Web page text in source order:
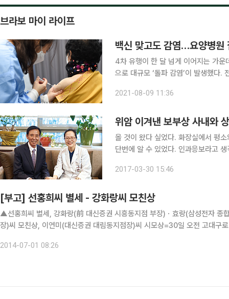
브라보 마이 라이프
백신 맞고도 감염…요양병원
4차 유행이 한 달 넘게 이어지는 가운
으로 대규모 ‘돌파 감염’이 발생했다.
기장군에 위치한 요양병원 관련 누적
2021-08-09 11:36
위암 이겨낸 보부상 사내와
올 것이 왔다 싶었다. 화장실에서 평
단번에 알 수 있었다. 인과응보라고
교 구로병원에서 만난 오성표(吳聖
2017-03-30 15:46
[부고] 선홍희씨 별세 - 강화랑씨 모친상
▲선홍희씨 별세, 강화랑(前 대신증권 시흥동지점 부장)ㆍ효랑(삼성전자 종
장)씨 모친상, 이연미(대신증권 대림동지점장)씨 시모상=30일 오전 고대
2014-07-01 08:26